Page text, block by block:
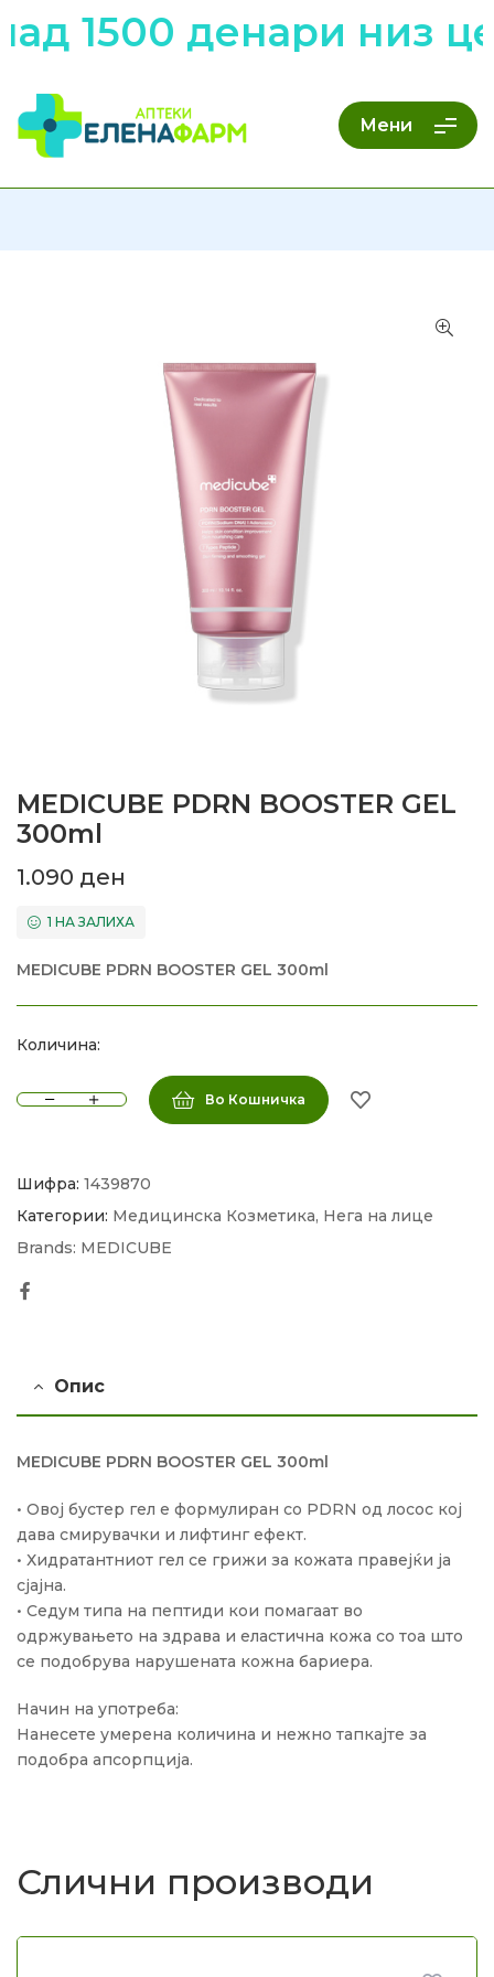
1500 денари низ
Мени
MEDICUBE PDRN BOOSTER GEL
300ml
1.090 ден
1 НА ЗАЛИХА
MEDICUBE PDRN BOOSTER GEL 300ml
Количина:
Во Кошничка
Шифра: 1439870
Категории: Медицинска Козметика, Нега на лице
Brands: MEDICUBE
Опис
MEDICUBE PDRN BOOSTER GEL 300ml
• Овој бустер гел е формулиран со PDRN од лосос кој
дава смирувачки и лифтинг ефект.
• Хидратантниот гел се грижи за кожата правејќи ја
сјајна.
• Седум типа на пептиди кои помагаат во
одржувањето на здрава и еластична кожа со тоа што
се подобрува нарушената кожна бариера.
Начин на употреба:
Нанесете умерена количина и нежно тапкајте за
подобра апсорпција.
Слични производи